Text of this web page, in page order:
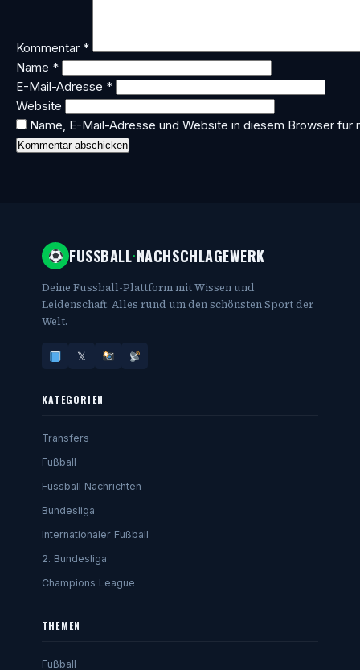
Kommentar *
Name *
E-Mail-Adresse *
Website
Name, E-Mail-Adresse und Website in diesem Browser für
FUSSBALL·NACHSCHLAGEWERK
Deine Fussball-Plattform mit Wissen und
Leidenschaft. Alles rund um den schönsten Sport der
Welt.
𝕏
KATEGORIEN
Transfers
Fußball
Fussball Nachrichten
Bundesliga
Internationaler Fußball
2. Bundesliga
Champions League
THEMEN
Fußball